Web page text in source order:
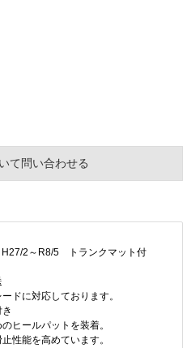
て問い合わせる
2～R8/5 トランクマット付
ドに対応しております。
ヒールパットを装着。
性能を高めています。